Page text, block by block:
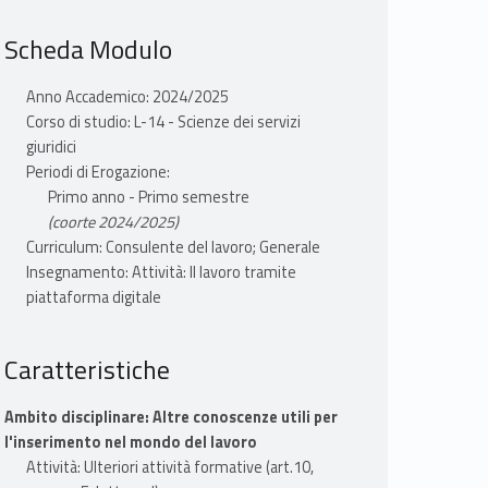
Scheda Modulo
Anno Accademico: 2024/2025
Corso di studio: L-14 - Scienze dei servizi
giuridici
Periodi di Erogazione:
Primo anno - Primo semestre
(coorte 2024/2025)
Curriculum: Consulente del lavoro; Generale
Insegnamento: Attività: Il lavoro tramite
piattaforma digitale
Caratteristiche
Ambito disciplinare: Altre conoscenze utili per
l'inserimento nel mondo del lavoro
Attività: Ulteriori attività formative (art.10,